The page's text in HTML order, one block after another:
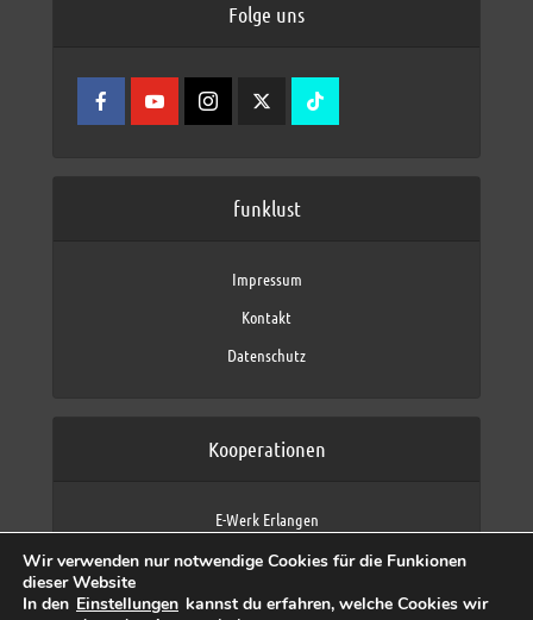
Folge uns
funklust
Impressum
Kontakt
Datenschutz
Kooperationen
E-Werk Erlangen
Fraunhofer IIS
max neo (AFK max)
Wir verwenden nur notwendige Cookies für die Funkionen
dieser Website
In den Einstellungen kannst du erfahren, welche Cookies wir